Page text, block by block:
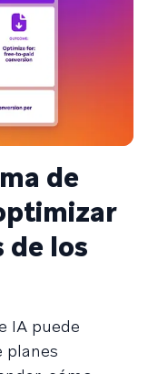
de
de los
IA puede
planes